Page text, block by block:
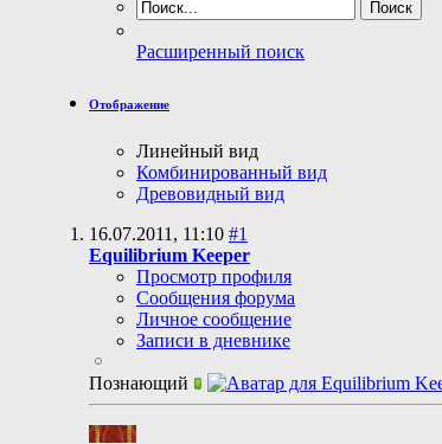
Расширенный поиск
Отображение
Линейный вид
Комбинированный вид
Древовидный вид
16.07.2011, 11:10 #1
Equilibrium Keeper
Просмотр профиля
Сообщения форума
Личное сообщение
Записи в дневнике
Познающий